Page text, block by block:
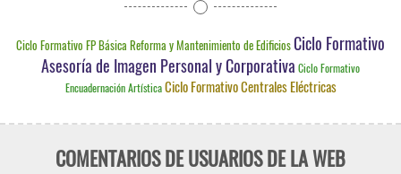
Ciclo Formativo FP Básica Reforma y Mantenimiento de EdificiosCiclo Formativo
Asesoría de Imagen Personal y Corporativa Ciclo Formativo
Encuadernación Artística Ciclo Formativo Centrales Eléctricas
COMENTARIOS DE USUARIOS DE LA WEB